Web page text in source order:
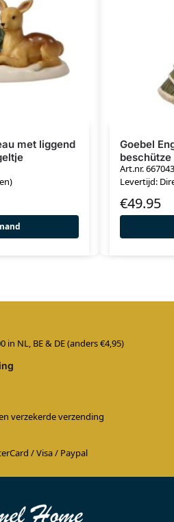
met liggend
Goebel
beschütze
Art.nr.
Levertijd:
€49.95
in NL, BE & DE (anders €4,95)
verzekerde verzending
/ Visa / Paypal